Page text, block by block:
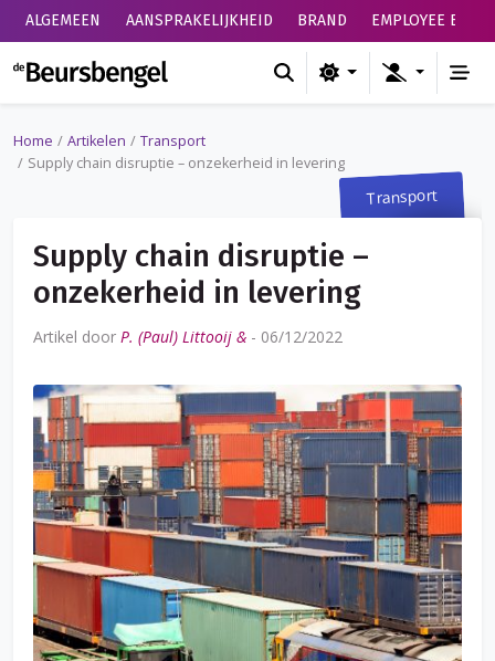
ALGEMEEN AANSPRAKELIJKHEID BRAND EMPLOYEE
de Beursbengel
Home Artikelen
Transport
Supply chain disruptie – onzekerheid in levering
Transport
Supply chain disruptie –
onzekerheid in levering
Artikel door P. (Paul) Littooij & - 06/12/2022